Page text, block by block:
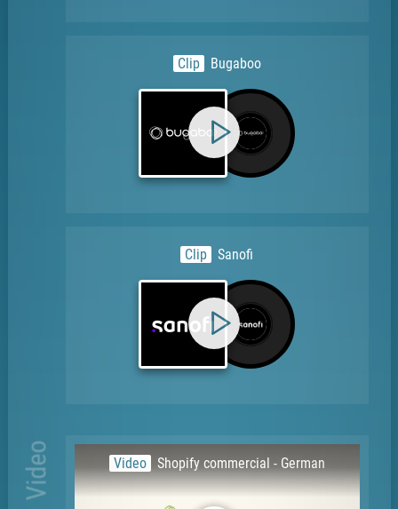
Clip Bugaboo
Clip Sanofi
Video Video Shopify commercial - German